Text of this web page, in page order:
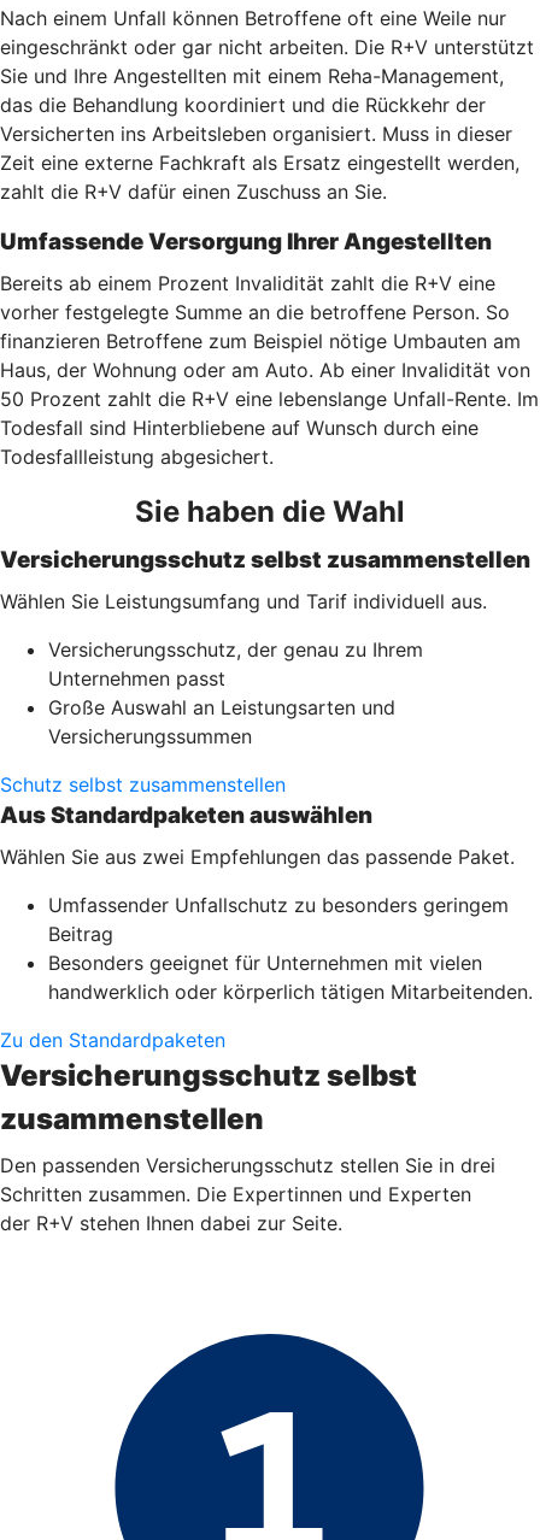
Nach einem Unfall können Betroffene oft eine Weile nur
eingeschränkt oder gar nicht arbeiten. Die R+V unterstützt
Sie und Ihre Angestellten mit einem Reha-Management,
das die Behandlung koordiniert und die Rückkehr der
Versicherten ins Arbeitsleben organisiert. Muss in dieser
Zeit eine externe Fachkraft als Ersatz eingestellt werden,
zahlt die R+V dafür einen Zuschuss an Sie.
Umfassende Versorgung Ihrer Angestellten
Bereits ab einem Prozent Invalidität zahlt die R+V eine
vorher festgelegte Summe an die betroffene Person. So
finanzieren Betroffene zum Beispiel nötige Umbauten am
Haus, der Wohnung oder am Auto. Ab einer Invalidität von
50 Prozent zahlt die R+V eine lebenslange Unfall-Rente. Im
Todesfall sind Hinterbliebene auf Wunsch durch eine
Todesfallleistung abgesichert.
Sie haben die Wahl
Versicherungsschutz selbst zusammenstellen
Wählen Sie Leistungsumfang und Tarif individuell aus.
Versicherungsschutz, der genau zu Ihrem
Unternehmen passt
Große Auswahl an Leistungsarten und
Versicherungssummen
Schutz selbst zusammenstellen
Aus Standardpaketen auswählen
Wählen Sie aus zwei Empfehlungen das passende Paket.
Umfassender Unfallschutz zu besonders geringem
Beitrag
Besonders geeignet für Unternehmen mit vielen
handwerklich oder körperlich tätigen Mitarbeitenden.
Zu den Standardpaketen
Versicherungsschutz selbst
zusammenstellen
Den passenden Versicherungsschutz stellen Sie in drei
Schritten zusammen. Die Expertinnen und Experten
der R+V stehen Ihnen dabei zur Seite.